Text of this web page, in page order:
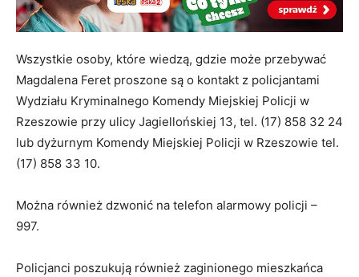
Wszystkie osoby, które wiedzą, gdzie może przebywać
Magdalena Feret proszone są o kontakt z policjantami
Wydziału Kryminalnego Komendy Miejskiej Policji w
Rzeszowie przy ulicy Jagiellońskiej 13, tel. (17) 858 32 24
lub dyżurnym Komendy Miejskiej Policji w Rzeszowie tel.
(17) 858 33 10.
Można również dzwonić na telefon alarmowy policji –
997.
Policjanci poszukują również zaginionego mieszkańca